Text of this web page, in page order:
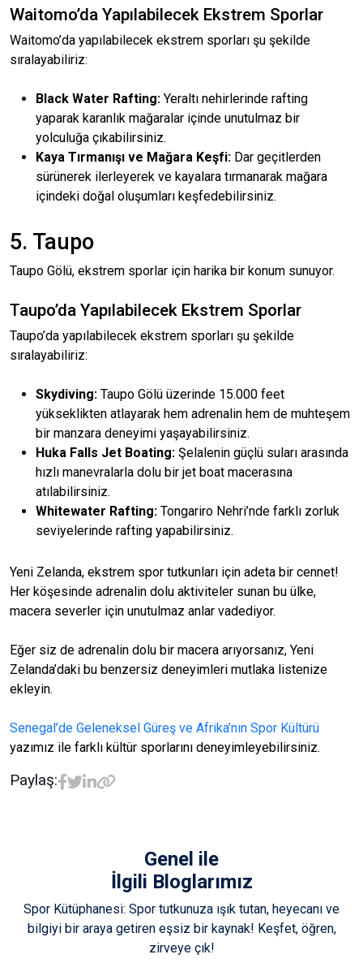
Waitomo’da Yapılabilecek Ekstrem Sporlar
Waitomo’da yapılabilecek ekstrem sporları şu şekilde
sıralayabiliriz:
Black Water Rafting: Yeraltı nehirlerinde rafting
yaparak karanlık mağaralar içinde unutulmaz bir
yolculuğa çıkabilirsiniz.
Kaya Tırmanışı ve Mağara Keşfi: Dar geçitlerden
sürünerek ilerleyerek ve kayalara tırmanarak mağara
içindeki doğal oluşumları keşfedebilirsiniz.
5. Taupo
Taupo Gölü, ekstrem sporlar için harika bir konum sunuyor.
Taupo’da Yapılabilecek Ekstrem Sporlar
Taupo’da yapılabilecek ekstrem sporları şu şekilde
sıralayabiliriz:
Skydiving: Taupo Gölü üzerinde 15.000 feet
yükseklikten atlayarak hem adrenalin hem de muhteşem
bir manzara deneyimi yaşayabilirsiniz.
Huka Falls Jet Boating: Şelalenin güçlü suları arasında
hızlı manevralarla dolu bir jet boat macerasına
atılabilirsiniz.
Whitewater Rafting: Tongariro Nehri’nde farklı zorluk
seviyelerinde rafting yapabilirsiniz.
Yeni Zelanda, ekstrem spor tutkunları için adeta bir cennet!
Her köşesinde adrenalin dolu aktiviteler sunan bu ülke,
macera severler için unutulmaz anlar vadediyor.
Eğer siz de adrenalin dolu bir macera arıyorsanız, Yeni
Zelanda’daki bu benzersiz deneyimleri mutlaka listenize
ekleyin.
Senegal’de Geleneksel Güreş ve Afrika’nın Spor Kültürü
yazımız ile farklı kültür sporlarını deneyimleyebilirsiniz.
Paylaş:
Genel ile
İlgili Bloglarımız
Spor Kütüphanesi: Spor tutkunuza ışık tutan, heyecanı ve
bilgiyi bir araya getiren eşsiz bir kaynak! Keşfet, öğren,
zirveye çık!